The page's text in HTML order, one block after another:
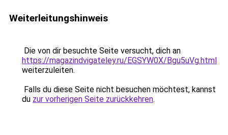
Weiterleitungshinweis
Die von dir besuchte Seite versucht, dich an
https://magazindvigateley.ru/EGSYW0X/Bgu5uVg.html
weiterzuleiten.
Falls du diese Seite nicht besuchen möchtest, kannst
du zur vorherigen Seite zurückkehren.